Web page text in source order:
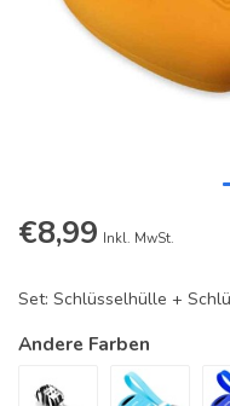
€8,99 Inkl. MwSt.
Set: Schlüsselhülle +
Andere Farben